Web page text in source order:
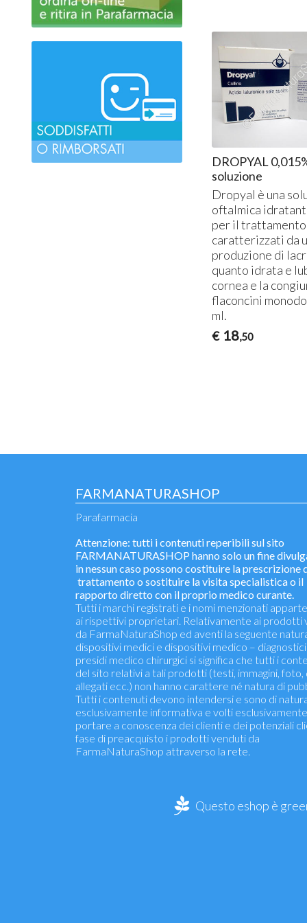
DROPYAL
soluzione
Dropyal è una
oftalmica
per il
caratterizzati da
produzione di
quanto idrata e
cornea e la
flaconcini
ml.
€ 18,50
FARMANATURASHOP
Parafarmacia
Attenzione: tutti i contenuti reperibili sul sito
FARMANATURASHOP hanno solo un fine
in nessun caso possono costituire la prescrizione
trattamento o sostituire la visita specialistica o il
rapporto diretto con il proprio medico curante.
Tutti i marchi registrati e i nomi menzionati
ai rispettivi proprietari. Relativamente ai prodotti
da FarmaNaturaShop ed aventi la seguente
dispositivi medici e dispositivi medico –
presidi medico chirurgici si significa che tutti i
del sito relativi a tali prodotti (testi, immagini, foto,
allegati ecc.) non hanno carattere né natura di
Tutti i contenuti devono intendersi e sono di
esclusivamente informativa e volti
portare a conoscenza dei clienti e dei potenziali
fase di preacquisto i prodotti venduti da
FarmaNaturaShop attraverso la rete.
Questo eshop è